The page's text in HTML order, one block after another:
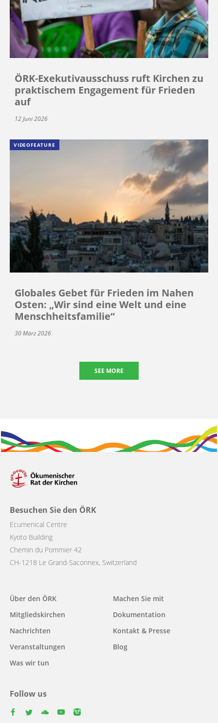
ÖRK-Exekutivausschuss ruft Kirchen zu
praktischem Engagement für Frieden
auf
12 Juni 2026
VIDEOFEATURE
Globales Gebet für Frieden im Nahen
Osten: „Wir sind eine Welt und eine
Menschheitsfamilie“
30 März 2026
SEE MORE
Besuchen Sie den ÖRK
Ecumenical Centre
Kyoto Building
Chemin du Pommier 42
CH-1218 Le Grand-Saconnex, Switzerland
Main
navigation
Über den ÖRK
Mitgliedskirchen
Nachrichten
Veranstaltungen
Was wir tun
Machen Sie mit
Dokumentation
Kontakt & Presse
Blog
Follow us